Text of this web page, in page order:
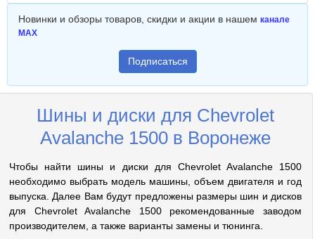
Новинки и обзоры товаров, скидки и акции в нашем канале
MAX
Подписаться
Шины и диски для Chevrolet
Avalanche 1500 в Воронеже
Чтобы найти шины и диски для Chevrolet Avalanche 1500
необходимо выбрать модель машины, объем двигателя и год
выпуска. Далее Вам будут предложены размеры шин и дисков
для Chevrolet Avalanche 1500 рекомендованные заводом
производителем, а также варианты замены и тюнинга.